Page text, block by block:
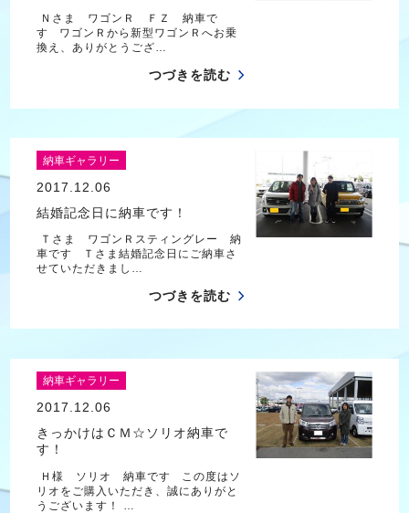
Ｎさま ワゴンＲ ＦＺ 納車で
す ワゴンＲから新型ワゴンＲへお乗
換え、ありがとうござ…
つづきを読む
納車ギャラリー
2017.12.06
結婚記念日に納車です！
Ｔさま ワゴンＲスティングレー 納
車です Ｔさま結婚記念日にご納車さ
せていただきまし…
つづきを読む
納車ギャラリー
2017.12.06
きっかけはＣＭ☆ソリオ納車で
す！
Ｈ様 ソリオ 納車です この度はソ
リオをご購入いただき、誠にありがと
うございます！ …